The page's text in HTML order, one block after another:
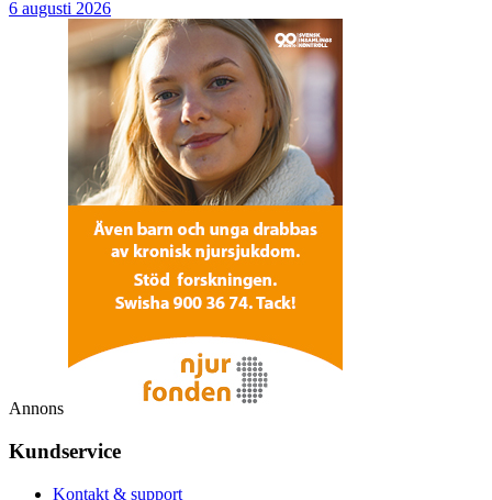
6 augusti 2026
Annons
Kundservice
Kontakt & support